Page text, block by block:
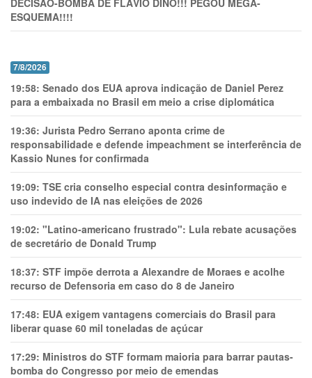
DECISÃO-BOMBA DE FLÁVIO DINO!!! PEGOU MEGA-
ESQUEMA!!!!
7/8/2026
19:58: Senado dos EUA aprova indicação de Daniel Perez
para a embaixada no Brasil em meio a crise diplomática
19:36: Jurista Pedro Serrano aponta crime de
responsabilidade e defende impeachment se interferência de
Kassio Nunes for confirmada
19:09: TSE cria conselho especial contra desinformação e
uso indevido de IA nas eleições de 2026
19:02: "Latino-americano frustrado": Lula rebate acusações
de secretário de Donald Trump
18:37: STF impõe derrota a Alexandre de Moraes e acolhe
recurso de Defensoria em caso do 8 de Janeiro
17:48: EUA exigem vantagens comerciais do Brasil para
liberar quase 60 mil toneladas de açúcar
17:29: Ministros do STF formam maioria para barrar pautas-
bomba do Congresso por meio de emendas